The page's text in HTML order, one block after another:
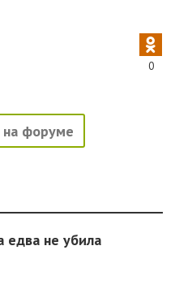
0
на форуме
едва не убила